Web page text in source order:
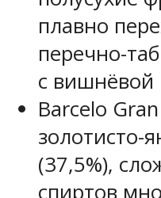
плавно
перечно-
с вишнёвой
Barcelo
золотисто-
(37,5%),
спиртов